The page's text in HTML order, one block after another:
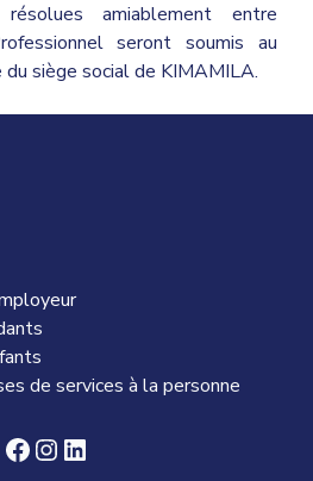
amiablement entre
seront soumis au
du siège social de KIMAMILA.
de services à la personne
Facebook
Instagram
LinkedIn